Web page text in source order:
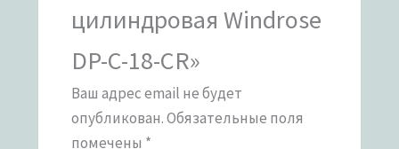
цилиндровая Windrose
DP-C-18-CR»
Ваш адрес email не будет
опубликован.Обязательные поля
помечены *